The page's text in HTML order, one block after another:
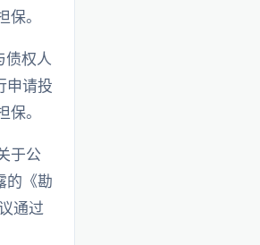
。
债权人
申请投
。
于公
的《勘
通过